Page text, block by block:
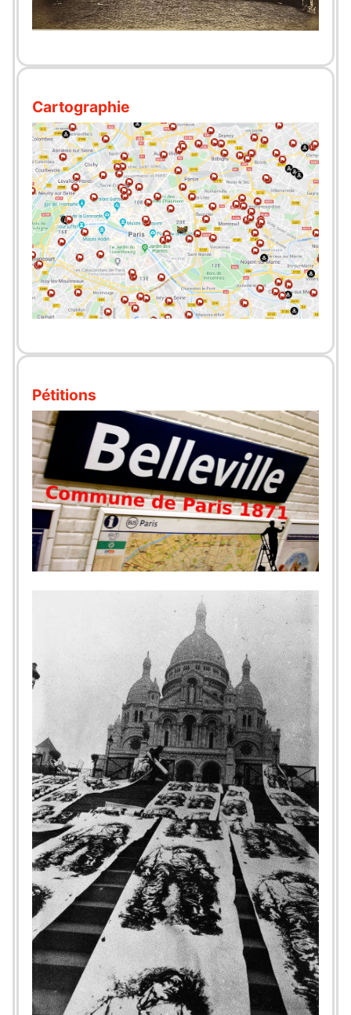
Cartographie
Pétitions